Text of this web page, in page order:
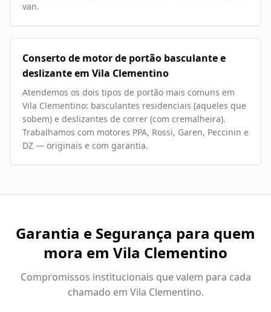
van.
Conserto de motor de portão basculante e
deslizante em Vila Clementino
Atendemos os dois tipos de portão mais comuns em
Vila Clementino: basculantes residenciais (aqueles que
sobem) e deslizantes de correr (com cremalheira).
Trabalhamos com motores PPA, Rossi, Garen, Peccinin e
DZ — originais e com garantia.
Garantia e Segurança para quem
mora em Vila Clementino
Compromissos institucionais que valem para cada
chamado em Vila Clementino.